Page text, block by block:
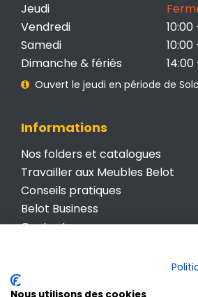
Jeudi
Vendredi
10:00
Samedi
10:00
Dimanche & fériés
14:00
Ouvert le jeudi en période de
Informations
Nos folders et catalogues
Travailler aux Meubles Belot
Conseils pratiques
Belot Business
Contactez-nous